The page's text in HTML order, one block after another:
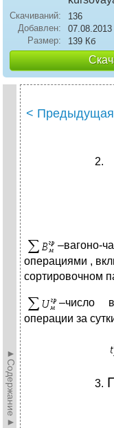
Скачиваний:
136
Добавлен:
07.08.2013
Размер:
139 Кб
►Содержание►
< Предыдущая
–вагоно-
операциями ,
сортировочном
–число
операции за